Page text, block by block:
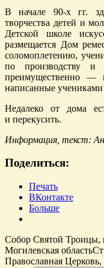
В начале 90-х гг.
творчества детей и
Детской школе
размещается Дом
соломоплетению,
по производству и
преимущественно —
написанные
Недалеко от дома
и перекусить.
Информация, текст:
Поделиться:
Печать
ВКонтакте
Больше
Собор Святой Троицы,
Могилевская область
Православная